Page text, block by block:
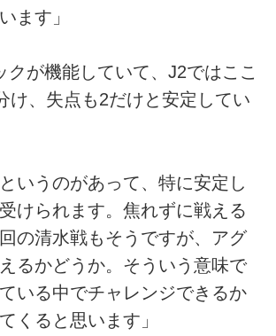
ます」
が機能していて、J2ではここ
け、失点も2だけと安定してい
いうのがあって、特に安定し
けられます。焦れずに戦える
の清水戦もそうですが、アグ
るかどうか。そういう意味で
いる中でチャレンジできるか
くると思います」